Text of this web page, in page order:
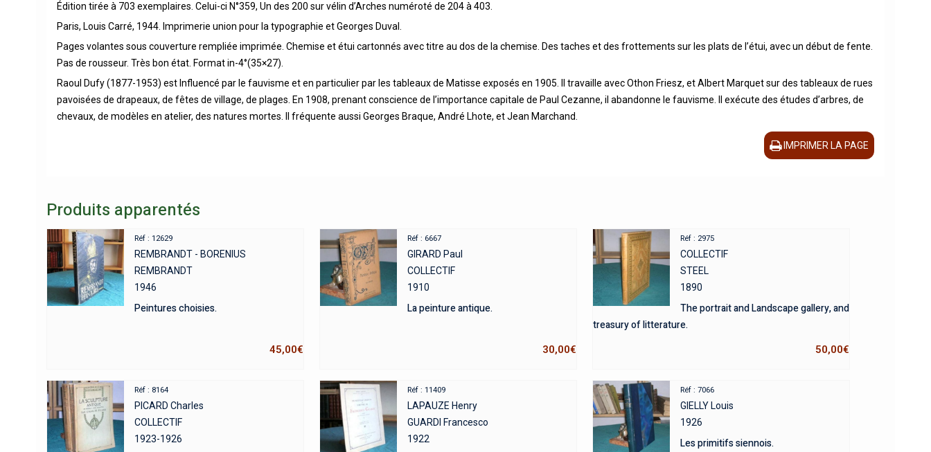
Édition tirée à 703 exemplaires. Celui-ci N°359, Un des 200 sur vélin d’Arches numéroté de 204 à 403.
Paris, Louis Carré, 1944. Imprimerie union pour la typographie et Georges Duval.
Pages volantes sous couverture rempliée imprimée. Chemise et étui cartonnés avec titre au dos de la chemise. Des taches et des frottements sur les plats de l’étui, avec un début de fente.
Pas de rousseur. Très bon état. Format in-4°(35×27).
Raoul Dufy (1877-1953) est Influencé par le fauvisme et en particulier par les tableaux de Matisse exposés en 1905. Il travaille avec Othon Friesz, et Albert Marquet sur des tableaux de rues
pavoisées de drapeaux, de fêtes de village, de plages. En 1908, prenant conscience de l’importance capitale de Paul Cezanne, il abandonne le fauvisme. Il exécute des études d’arbres, de
chevaux, de modèles en atelier, des natures mortes. Il fréquente aussi Georges Braque, André Lhote, et Jean Marchand.
IMPRIMER LA PAGE
Produits apparentés
Réf : 12629
REMBRANDT - BORENIUS
REMBRANDT
1946
Peintures choisies.
45,00€
Réf : 6667
GIRARD Paul
COLLECTIF
1910
La peinture antique.
30,00€
Réf : 2975
COLLECTIF
STEEL
1890
The portrait and Landscape gallery, and
treasury of litterature.
50,00€
Réf : 8164
PICARD Charles
COLLECTIF
1923-1926
Réf : 11409
LAPAUZE Henry
GUARDI Francesco
1922
Réf : 7066
GIELLY Louis
1926
Les primitifs siennois.